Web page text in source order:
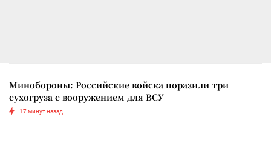
Минобороны: Российские войска поразили три
сухогруза с вооружением для ВСУ
17 минут назад